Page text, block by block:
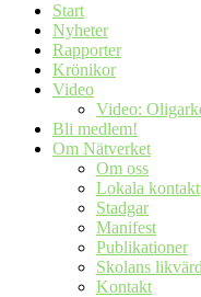
Start
Nyheter
Rapporter
Krönikor
Video
Video:
Bli medlem!
Om Nätverket
Om oss
Lokala
Stadgar
Manifest
Publikationer
Skolans
Kontakt